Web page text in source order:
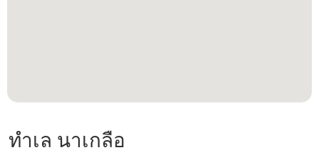
ทำเล นาเกลือ